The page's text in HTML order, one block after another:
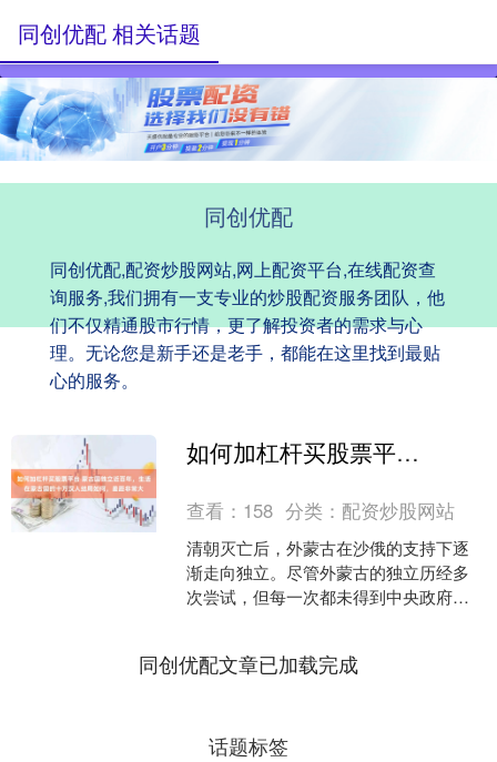
同创优配
同创优配,配资炒股网站,网上配资平台,在线配资查
询服务,我们拥有一支专业的炒股配资服务团队，他
们不仅精通股市行情，更了解投资者的需求与心
理。无论您是新手还是老手，都能在这里找到最贴
心的服务。
同创优配 相关话题
如何加杠杆买股票平台 蒙古国独立近百年，生活在蒙古国的十万汉人结局如何，差距非常大
查看： 158 分类： 配资炒股网站
清朝灭亡后，外蒙古在沙俄的支持下逐
渐走向独立。尽管外蒙古的独立历经多
次尝试，但每一次都未得到中央政府的
同创优配文章已加载完成
话题标签